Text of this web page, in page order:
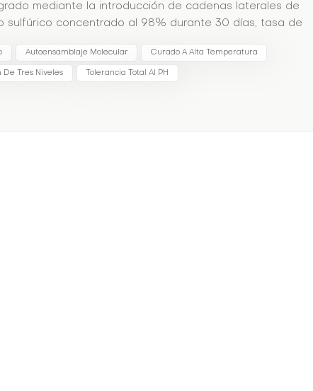
mediante la introducción de cadenas laterales de
sulfúrico concentrado al 98% durante 30 días, tasa de
Autoensamblaje Molecular Curado A Alta Temperatura
De Tres Niveles Tolerancia Total Al PH